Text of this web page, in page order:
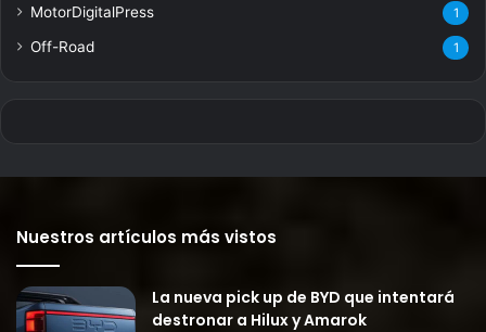
MotorDigitalPress 1
Off-Road 1
Nuestros artículos más vistos
La nueva pick up de BYD que intentará
destronar a Hilux y Amarok